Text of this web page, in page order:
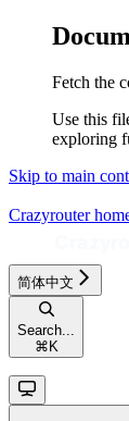
Fetch the
Use this
exploring
Skip to main
Crazyrouter
简体中文
Search...
⌘ K